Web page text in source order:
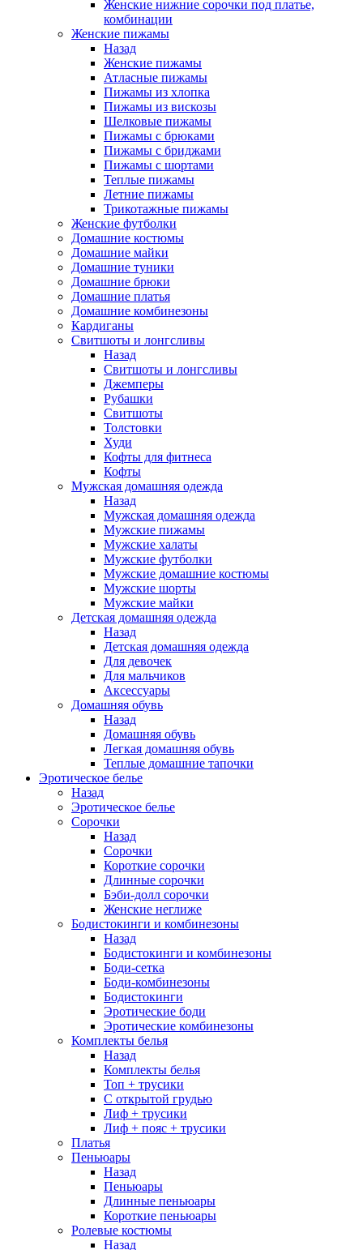
Женские нижние сорочки под платье,
комбинации
Женские пижамы
Назад
Женские пижамы
Атласные пижамы
Пижамы из хлопка
Пижамы из вискозы
Шелковые пижамы
Пижамы с брюками
Пижамы с бриджами
Пижамы с шортами
Теплые пижамы
Летние пижамы
Трикотажные пижамы
Женские футболки
Домашние костюмы
Домашние майки
Домашние туники
Домашние брюки
Домашние платья
Домашние комбинезоны
Кардиганы
Свитшоты и лонгсливы
Назад
Свитшоты и лонгсливы
Джемперы
Рубашки
Свитшоты
Толстовки
Худи
Кофты для фитнеса
Кофты
Мужская домашняя одежда
Назад
Мужская домашняя одежда
Мужские пижамы
Мужские халаты
Мужские футболки
Мужские домашние костюмы
Мужские шорты
Мужские майки
Детская домашняя одежда
Назад
Детская домашняя одежда
Для девочек
Для мальчиков
Аксессуары
Домашняя обувь
Назад
Домашняя обувь
Легкая домашняя обувь
Теплые домашние тапочки
Эротическое белье
Назад
Эротическое белье
Сорочки
Назад
Сорочки
Короткие сорочки
Длинные сорочки
Бэби-долл сорочки
Женские неглиже
Бодистокинги и комбинезоны
Назад
Бодистокинги и комбинезоны
Боди-сетка
Боди-комбинезоны
Бодистокинги
Эротические боди
Эротические комбинезоны
Комплекты белья
Назад
Комплекты белья
Топ + трусики
С открытой грудью
Лиф + трусики
Лиф + пояс + трусики
Платья
Пеньюары
Назад
Пеньюары
Длинные пеньюары
Короткие пеньюары
Ролевые костюмы
Назад